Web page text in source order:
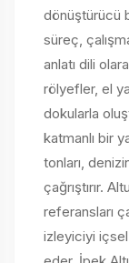
dönüştürücü
süreç,
anlatı dili
rölyefler, el
dokularla
katmanlı bir
tonları,
çağrıştırır.
referansları
izleyiciyi içsel